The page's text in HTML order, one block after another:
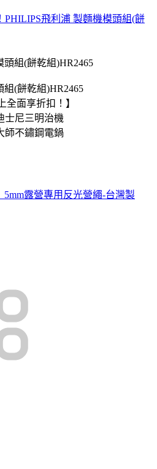
飛利浦 製麵機模頭組(餅
(餅乾組)HR2465
全面享折扣！】
士尼三明治機
師不鏽鋼電鍋
露營專用反光營繩-台灣製